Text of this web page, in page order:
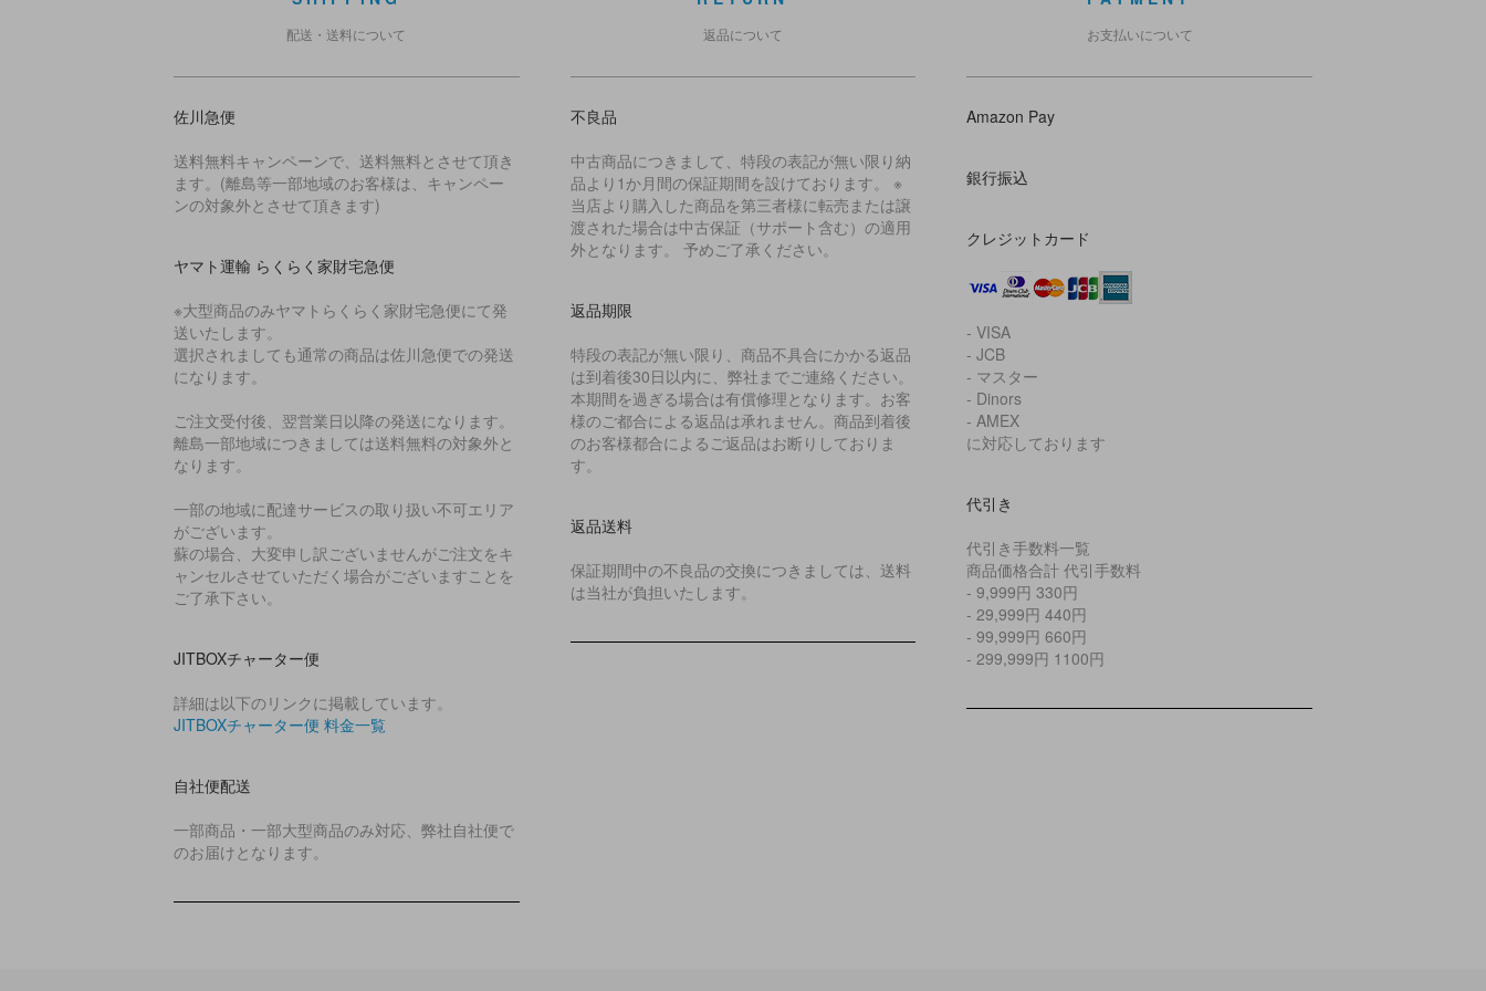
配送・送料について
佐川急便
送料無料キャンペーンで、送料無料とさせて頂き
ます。(離島等一部地域のお客様は、キャンペー
ンの対象外とさせて頂きます)
ヤマト運輸 らくらく家財宅急便
※大型商品のみヤマトらくらく家財宅急便にて発
送いたします。
選択されましても通常の商品は佐川急便での発送
になります。
ご注文受付後、翌営業日以降の発送になります。
離島一部地域につきましては送料無料の対象外と
なります。
一部の地域に配達サービスの取り扱い不可エリア
がございます。
蘇の場合、大変申し訳ございませんがご注文をキ
ャンセルさせていただく場合がございますことを
ご了承下さい。
JITBOXチャーター便
詳細は以下のリンクに掲載しています。
JITBOXチャーター便 料金一覧
自社便配送
一部商品・一部大型商品のみ対応、弊社自社便で
のお届けとなります。
返品について
不良品
中古商品につきまして、特段の表記が無い限り納
品より1か月間の保証期間を設けております。 ※
当店より購入した商品を第三者様に転売または譲
渡された場合は中古保証（サポート含む）の適用
外となります。 予めご了承ください。
返品期限
特段の表記が無い限り、商品不具合にかかる返品
は到着後30日以内に、弊社までご連絡ください。
本期間を過ぎる場合は有償修理となります。お客
様のご都合による返品は承れません。商品到着後
のお客様都合によるご返品はお断りしておりま
す。
返品送料
保証期間中の不良品の交換につきましては、送料
は当社が負担いたします。
お支払いについて
Amazon Pay
銀行振込
クレジットカード
- VISA
- JCB
- マスター
- Dinors
- AMEX
に対応しております
代引き
代引き手数料一覧
商品価格合計 代引手数料
- 9,999円 330円
- 29,999円 440円
- 99,999円 660円
- 299,999円 1100円